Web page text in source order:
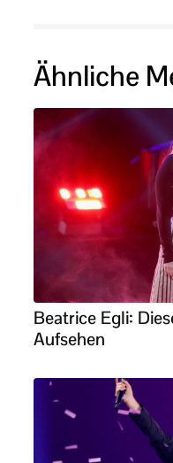
Ähnliche
Beatrice Egli:
Aufsehen